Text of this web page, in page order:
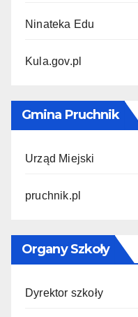
Ninateka Edu
Kula.gov.pl
Gmina Pruchnik
Urząd Miejski
pruchnik.pl
Organy Szkoły
Dyrektor szkoły